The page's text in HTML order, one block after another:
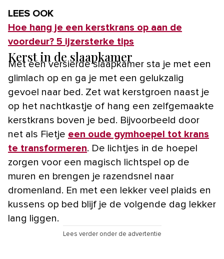
LEES OOK
Hoe hang je een kerstkrans op aan de
voordeur? 5 ijzersterke tips
Kerst in de slaapkamer
Met een versierde slaapkamer sta je met een
glimlach op en ga je met een gelukzalig
gevoel naar bed. Zet wat kerstgroen naast je
op het nachtkastje of hang een zelfgemaakte
kerstkrans boven je bed. Bijvoorbeeld door
net als Fietje een oude gymhoepel tot krans
te transformeren. De lichtjes in de hoepel
zorgen voor een magisch lichtspel op de
muren en brengen je razendsnel naar
dromenland. En met een lekker veel plaids en
kussens op bed blijf je de volgende dag lekker
lang liggen.
Lees verder onder de advertentie